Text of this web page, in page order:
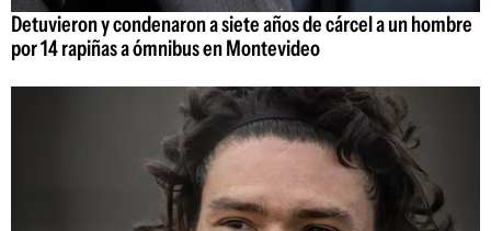
Detuvieron y condenaron a siete años de cárcel a un hombre
por 14 rapiñas a ómnibus en Montevideo